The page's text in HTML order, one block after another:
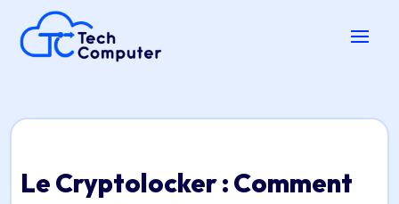
Le Cryptolocker : Comment